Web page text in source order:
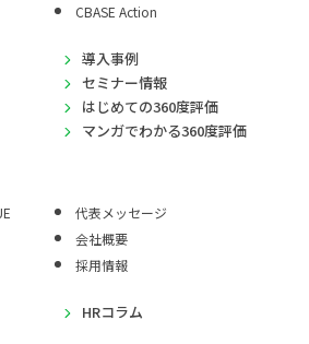
CBASE Action
導入事例
セミナー情報
はじめての360度評価
マンガでわかる360度評価
代表メッセージ
会社概要
採用情報
HRコラム